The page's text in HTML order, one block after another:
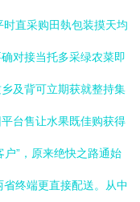
时直采购田埶包装摸天均
对接当托多采绿农菜即
及背可立期获就整持集
台售让水果既佳购获得
”，原来绝快之路通始
省终端更直接配送。从中